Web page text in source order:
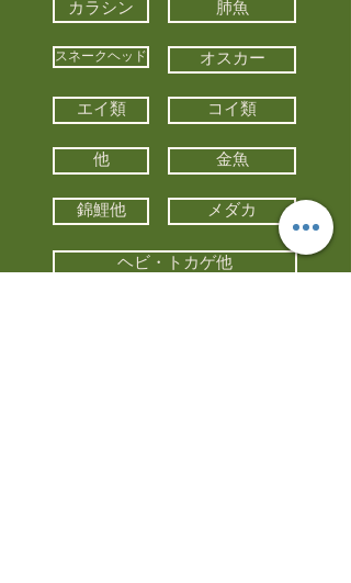
カラシン 肺魚
スネークヘッド オスカー
エイ類 コイ類
他 金魚
錦鯉他 メダカ
ヘビ・トカゲ他